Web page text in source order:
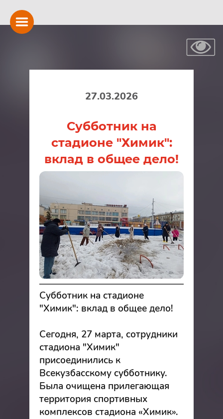
27.03.2026
Субботник на
стадионе "Химик":
вклад в общее дело!
Субботник на стадионе
"Химик": вклад в общее дело!
Сегодня, 27 марта, сотрудники
стадиона "Химик"
присоединились к
Всекузбасскому субботнику.
Была очищена прилегающая
территория спортивных
комплексов стадиона «Химик».